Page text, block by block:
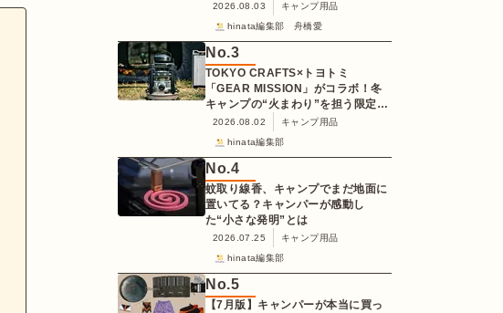
2026.08.03
キャンプ用品
hinata編集部 舟橋愛
No.3
TOKYO CRAFTS×トヨトミ
「GEAR MISSION」がコラボ！冬
キャンプの“火まわり”を担う限定
K3クッキングストーブが登場
2026.08.02
キャンプ用品
hinata編集部
No.4
蚊取り線香、キャンプでまだ地面に
置いてる？キャンパーが感動し
た“小さな発明”とは
2026.07.25
キャンプ用品
hinata編集部
No.5
【7月版】キャンパーが本当に買っ